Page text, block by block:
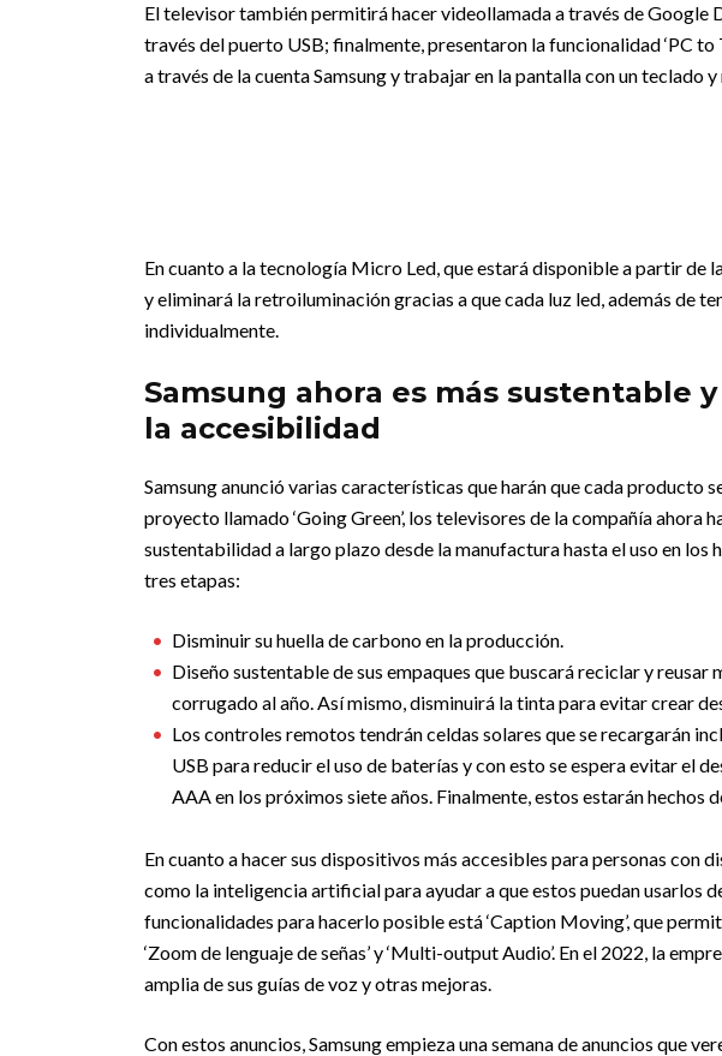
El televisor también permitirá hacer videollamada a través de Google
través del puerto USB; finalmente, presentaron la funcionalidad ‘PC
a través de la cuenta Samsung y trabajar en la pantalla con un teclado y
En cuanto a la tecnología Micro Led, que estará disponible a partir de
y eliminará la retroiluminación gracias a que cada luz led, además de
individualmente.
Samsung ahora es más sustentable
la accesibilidad
Samsung anunció varias características que harán que cada producto
proyecto llamado ‘Going Green’, los televisores de la compañía ahora
sustentabilidad a largo plazo desde la manufactura hasta el uso en los
tres etapas:
Disminuir su huella de carbono en la producción.
Diseño sustentable de sus empaques que buscará reciclar y reusar
corrugado al año. Así mismo, disminuirá la tinta para evitar crear
Los controles remotos tendrán celdas solares que se recargarán
USB para reducir el uso de baterías y con esto se espera evitar el
AAA en los próximos siete años. Finalmente, estos estarán hechos
En cuanto a hacer sus dispositivos más accesibles para personas con
como la inteligencia artificial para ayudar a que estos puedan usarlos
funcionalidades para hacerlo posible está ‘Caption Moving’, que
‘Zoom de lenguaje de señas’ y ‘Multi-output Audio’. En el 2022, la
amplia de sus guías de voz y otras mejoras.
Con estos anuncios, Samsung empieza una semana de anuncios que